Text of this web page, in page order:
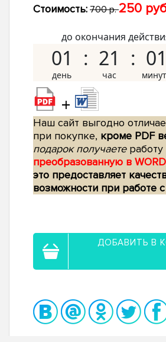
Стоимость: 700 р.250
до окончания
01 21 01
+
Наш сайт выгодно
при покупке, кроме PDF
подарок получаетеработу
преобразованную в
это предоставляет
возможности при работе
ДОБАВИТЬ В